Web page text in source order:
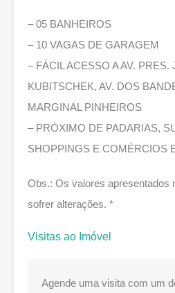
– 05 BANHEIROS
– 10 VAGAS DE GARAGEM
– FÁCIL ACESSO A AV. PRES.
KUBITSCHEK, AV. DOS
MARGINAL PINHEIROS
– PRÓXIMO DE PADARIAS,
SHOPPINGS E COMÉRCIOS
Obs.: Os valores apresentados
sofrer alterações. *
Visitas ao Imóvel
Agende uma visita com um